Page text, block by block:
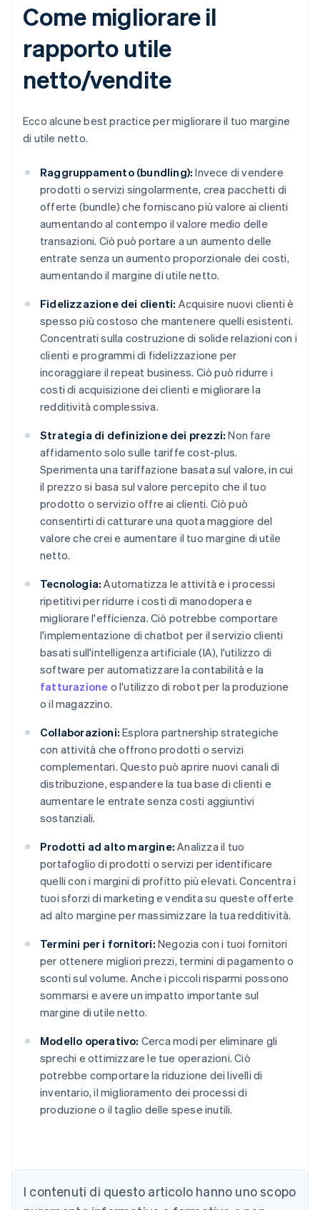
Come migliorare il
rapporto utile
netto/vendite
Ecco alcune best practice per migliorare il tuo margine
di utile netto.
Raggruppamento (bundling): Invece di vendere
prodotti o servizi singolarmente, crea pacchetti di
offerte (bundle) che forniscano più valore ai clienti
aumentando al contempo il valore medio delle
transazioni. Ciò può portare a un aumento delle
entrate senza un aumento proporzionale dei costi,
aumentando il margine di utile netto.
Fidelizzazione dei clienti: Acquisire nuovi clienti è
spesso più costoso che mantenere quelli esistenti.
Concentrati sulla costruzione di solide relazioni con i
clienti e programmi di fidelizzazione per
incoraggiare il repeat business. Ciò può ridurre i
costi di acquisizione dei clienti e migliorare la
redditività complessiva.
Strategia di definizione dei prezzi: Non fare
affidamento solo sulle tariffe cost-plus.
Sperimenta una tariffazione basata sul valore, in cui
il prezzo si basa sul valore percepito che il tuo
prodotto o servizio offre ai clienti. Ciò può
consentirti di catturare una quota maggiore del
valore che crei e aumentare il tuo margine di utile
netto.
Tecnologia: Automatizza le attività e i processi
ripetitivi per ridurre i costi di manodopera e
migliorare l'efficienza. Ciò potrebbe comportare
l'implementazione di chatbot per il servizio clienti
basati sull'intelligenza artificiale (IA), l'utilizzo di
software per automatizzare la contabilità e la
fatturazione o l'utilizzo di robot per la produzione
o il magazzino.
Collaborazioni: Esplora partnership strategiche
con attività che offrono prodotti o servizi
complementari. Questo può aprire nuovi canali di
distribuzione, espandere la tua base di clienti e
aumentare le entrate senza costi aggiuntivi
sostanziali.
Prodotti ad alto margine: Analizza il tuo
portafoglio di prodotti o servizi per identificare
quelli con i margini di profitto più elevati. Concentra i
tuoi sforzi di marketing e vendita su queste offerte
ad alto margine per massimizzare la tua redditività.
Termini per i fornitori: Negozia con i tuoi fornitori
per ottenere migliori prezzi, termini di pagamento o
sconti sul volume. Anche i piccoli risparmi possono
sommarsi e avere un impatto importante sul
margine di utile netto.
Modello operativo: Cerca modi per eliminare gli
sprechi e ottimizzare le tue operazioni. Ciò
potrebbe comportare la riduzione dei livelli di
inventario, il miglioramento dei processi di
produzione o il taglio delle spese inutili.
I contenuti di questo articolo hanno uno scopo
English
Austria
Deutsch English